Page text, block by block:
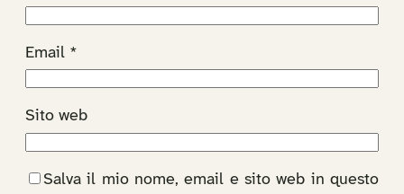
Email *
Sito web
Salva il mio nome, email e sito web in questo